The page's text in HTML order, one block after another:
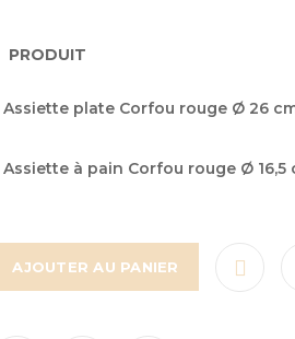
du
groupé
PRODUIT
Assiette plate Corfou rouge Ø 26
Assiette à pain Corfou rouge Ø 16,5
AJOUTER AU PANIER